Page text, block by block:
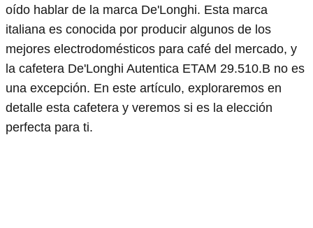
oído hablar de la marca De'Longhi. Esta marca
italiana es conocida por producir algunos de los
mejores electrodomésticos para café del mercado, y
la cafetera De'Longhi Autentica ETAM 29.510.B no es
una excepción. En este artículo, exploraremos en
detalle esta cafetera y veremos si es la elección
perfecta para ti.